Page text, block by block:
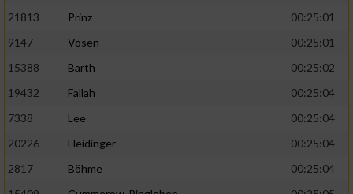
21813
Prinz
00:25:01
9147
Vosen
00:25:01
15388
Barth
00:25:02
19432
Fallah
00:25:04
7338
Lee
00:25:04
20226
Heidinger
00:25:04
2817
Böhme
00:25:04